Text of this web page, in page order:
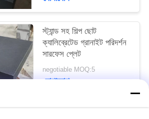
স্ট্যান্ড সহ শিল্প ছোট
ক্যালিব্রেটেড গ্রানাইট পরিদর্শন
সারফেস প্লেট
negotiable MOQ:5
যোগাযোগ